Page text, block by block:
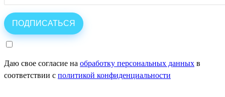
Даю свое согласие на обработку персональных данных в
соответствии с политикой конфиденциальности